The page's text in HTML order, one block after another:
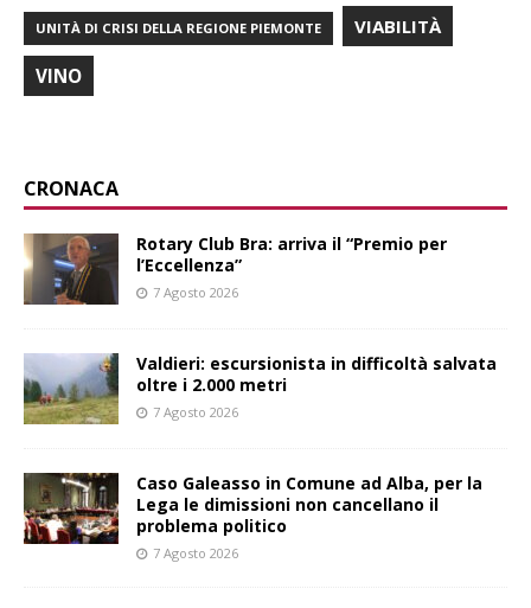
UNITÀ DI CRISI DELLA REGIONE PIEMONTE VIABILITÀ
VINO
CRONACA
Rotary Club Bra: arriva il “Premio per
l’Eccellenza”
7 Agosto 2026
Valdieri: escursionista in difficoltà salvata
oltre i 2.000 metri
7 Agosto 2026
Caso Galeasso in Comune ad Alba, per la
Lega le dimissioni non cancellano il
problema politico
7 Agosto 2026